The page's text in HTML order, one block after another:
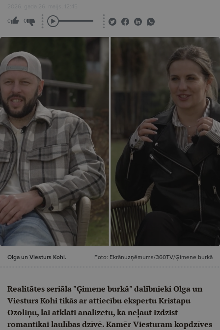
2026. gada 26. maijs, 12:45
0 0
Olga un Viesturs Kohi. Foto: Ekrānuzņēmums/360TV/Ģimene burkā
Realitātes seriāla "Ģimene burkā" dalībnieki Olga un
Viesturs Kohi tikās ar attiecību ekspertu Kristapu
Ozoliņu, lai atklāti analizētu, kā neļaut izdzist
romantikai laulības dzīvē. Kamēr Viesturam kopdzīves